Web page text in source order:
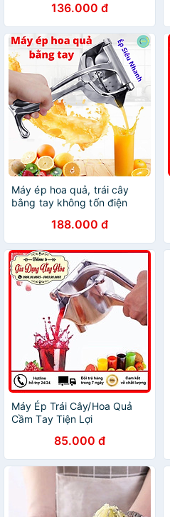
136.000 đ
Máy ép hoa quả, trái cây
bằng tay không tốn điện
cao cấp siêu bền - Dụng cụ
ép nước cam, chanh, dưa
hấu, dứa, tách hạt óc chó đa
năng
188.000 đ
Máy Ép Trái Cây/Hoa Quả
Cầm Tay Tiện Lợi
85.000 đ